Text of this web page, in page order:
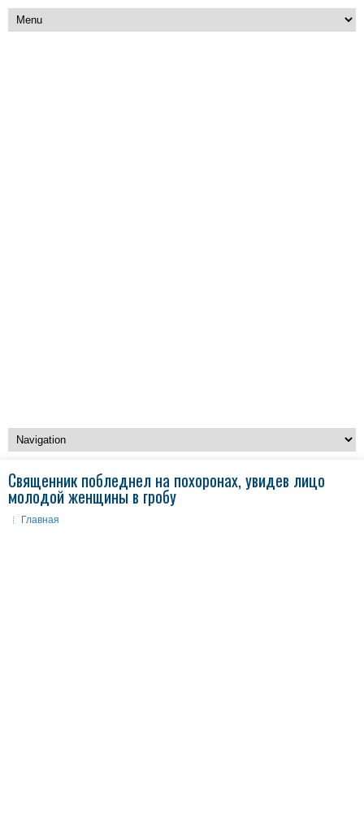
Священник побледнел на похоронах, увидев лицо
молодой женщины в гробу
Главная